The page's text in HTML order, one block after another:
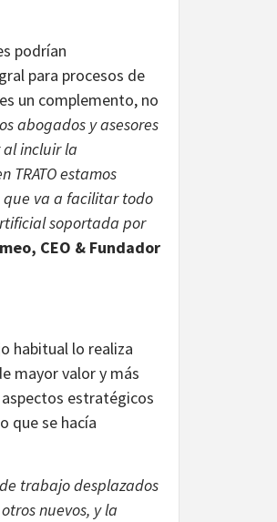
podrían
para procesos de
un complemento, no
abogados y asesores
incluir la
estamos
que va a facilitar todo
soportada por
CEO & Fundador
habitual lo realiza
mayor valor y más
estratégicos
que se hacía
trabajo desplazados
nuevos, y la